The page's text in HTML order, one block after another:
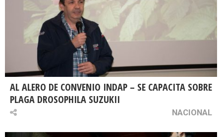
AL ALERO DE CONVENIO INDAP – SE CAPACITA SOBRE
PLAGA DROSOPHILA SUZUKII
NACIONAL